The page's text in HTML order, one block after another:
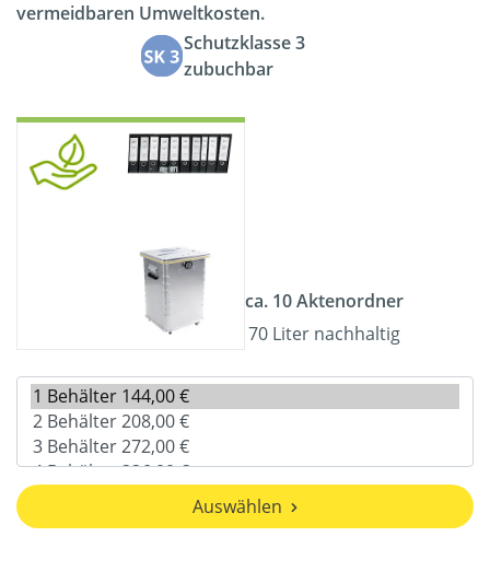
vermeidbaren Umweltkosten.
Schutzklasse 3
zubuchbar
ca. 10 Aktenordner
70 Liter nachhaltig
Auswählen